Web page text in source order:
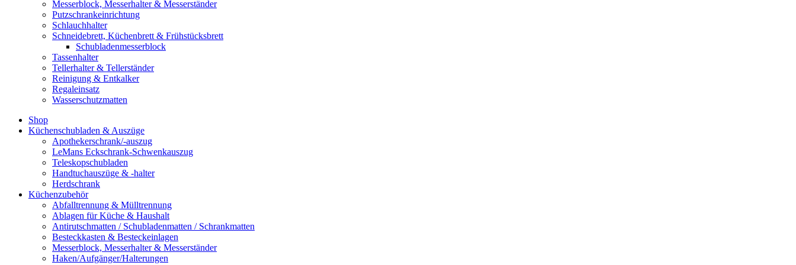
Messerblock, Messerhalter & Messerständer
Putzschrankeinrichtung
Schlauchhalter
Schneidebrett, Küchenbrett & Frühstücksbrett
Schubladenmesserblock
Tassenhalter
Tellerhalter & Tellerständer
Reinigung & Entkalker
Regaleinsatz
Wasserschutzmatten
Shop
Küchenschubladen & Auszüge
Apothekerschrank/-auszug
LeMans Eckschrank-Schwenkauszug
Teleskopschubladen
Handtuchauszüge & -halter
Herdschrank
Küchenzubehör
Abfalltrennung & Mülltrennung
Ablagen für Küche & Haushalt
Antirutschmatten / Schubladenmatten / Schrankmatten
Besteckkasten & Besteckeinlagen
Messerblock, Messerhalter & Messerständer
Haken/Aufgänger/Halterungen